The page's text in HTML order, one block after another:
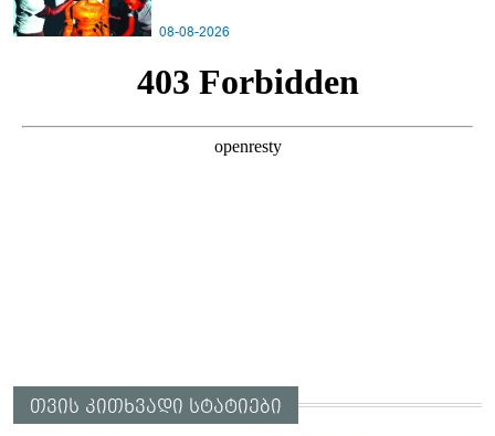
08-08-2026
თვის კითხვადი სტატიები